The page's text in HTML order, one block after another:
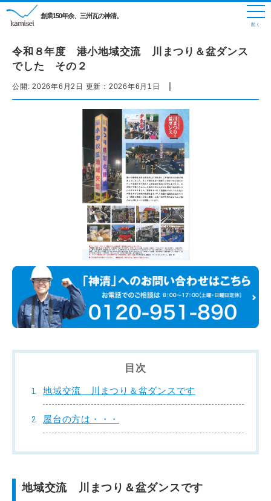
創業150年余、三州瓦の神清。
令和８年度 港小地域交流 川まつり＆盆ダンス
でした その２
公開: 2026年6月2日 更新： 2026年6月1日 |
目次
地域交流 川まつり＆盆ダンスです
屋台の方は・・・
地域交流 川まつり＆盆ダンスです